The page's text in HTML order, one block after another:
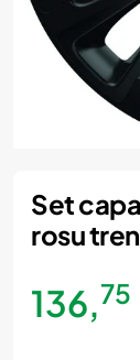
Set
rosu
136,75